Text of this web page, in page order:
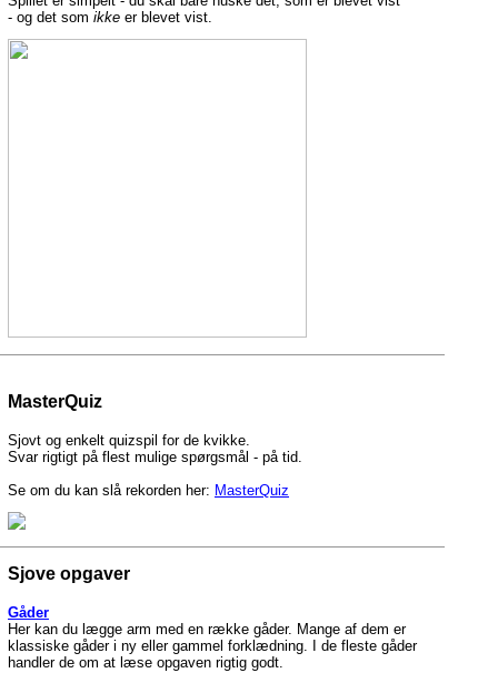
- og det som ikke er blevet vist.
MasterQuiz
Sjovt og enkelt quizspil for de kvikke.
Svar rigtigt på flest mulige spørgsmål - på tid.
Se om du kan slå rekorden her: MasterQuiz
Sjove opgaver
Gåder
Her kan du lægge arm med en række gåder. Mange af dem er
klassiske gåder i ny eller gammel forklædning. I de fleste gåder
handler de om at læse opgaven rigtig godt.